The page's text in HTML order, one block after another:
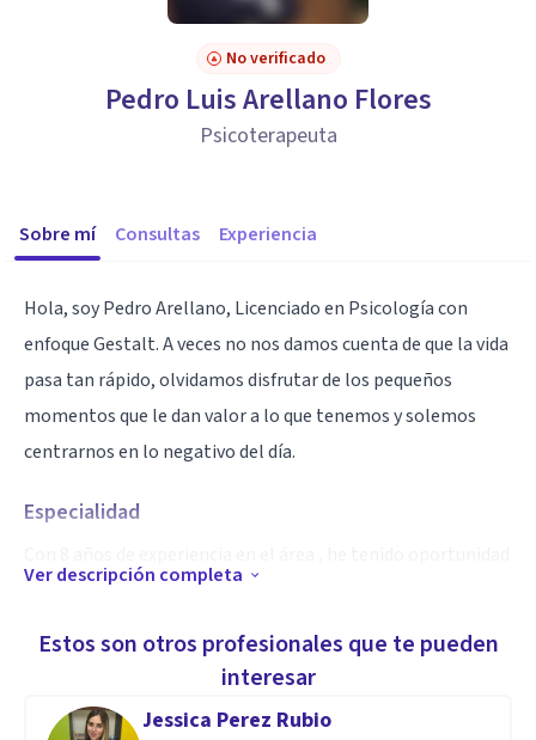
No verificado
Pedro Luis Arellano Flores
Psicoterapeuta
Sobre mí Consultas Experiencia
Hola, soy Pedro Arellano, Licenciado en Psicología con
enfoque Gestalt. A veces no nos damos cuenta de que la vida
pasa tan rápido, olvidamos disfrutar de los pequeños
momentos que le dan valor a lo que tenemos y solemos
centrarnos en lo negativo del día.
Especialidad
de trabajar con niños, adolescentes y adultos y apoyarlos
Entiendo la importancia que conlleva ser un compañante
Ver descripción completa
Estos son otros profesionales que te pueden
interesar
Jessica Perez Rubio